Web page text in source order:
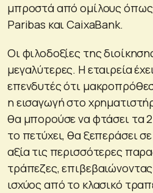
μπροστά από ομίλους όπως
Paribas και CaixaBank.
Οι φιλοδοξίες της
μεγαλύτερες. Η εταιρεία
επενδυτές ότι
η εισαγωγή στο
θα μπορούσε να φτάσει τα
το πετύχει, θα ξεπεράσει
αξία τις περισσότερες
τράπεζες,
ισχύος από το κλασικό